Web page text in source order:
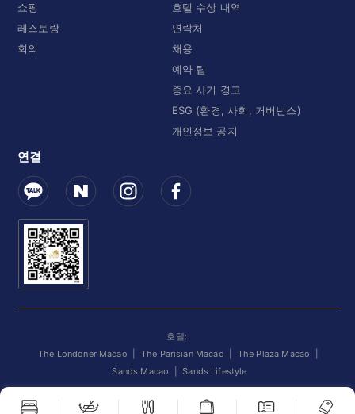
쇼핑
레스토랑
회의
호텔 수상 내역
연락처
채용
예약 팁
중요 사기 경고
ESG (환경, 사회, 거버넌스)
개인정보 공지
연결
호텔:
The Londoner Macao
The Parisian Macao The Plaza Macao
Sands Macao |Sands Lifestyle